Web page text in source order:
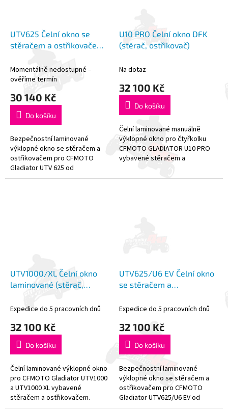
UTV625 Čelní okno se
stěračem a ostřikovačem
Momentálně nedostupné –
ověříme termín
30 140 Kč
Do košíku
Bezpečnostní laminované
výklopné okno se stěračem a
ostřikovačem pro CFMOTO
Gladiator UTV 625 od
renomované české firmy DFK. *
U10 PRO Čelní okno DFK
(stěrač, ostřikovač)
Na dotaz
32 100 Kč
Do košíku
Čelní laminované manuálně
výklopné okno pro čtyřkolku
CFMOTO GLADIATOR U10 PRO
vybavené stěračem a
České republice renomovanou
UTV1000/XL Čelní okno
laminované (stěrač,
Expedice do 5 pracovních dnů
32 100 Kč
Do košíku
Čelní laminované výklopné okno
pro CFMOTO Gladiator UTV1000
a UTV1000 XL vybavené
stěračem a ostřikovačem.
Vyrobeno v České republice
UTV625/U6 EV Čelní okno
se stěračem a
Expedice do 5 pracovních dnů
32 100 Kč
Do košíku
Bezpečnostní laminované
výklopné okno se stěračem a
ostřikovačem pro CFMOTO
Gladiator UTV625/U6 EV od
renomované české firmy DFK.